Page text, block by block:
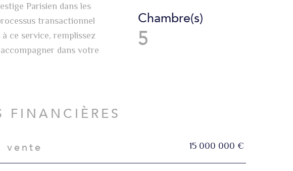
Parisien dans les
transactionnel
ce service, remplissez
dans votre
Chambre(s)
5
FINANCIÈRES
Valeurs
vente 15 000 000 €